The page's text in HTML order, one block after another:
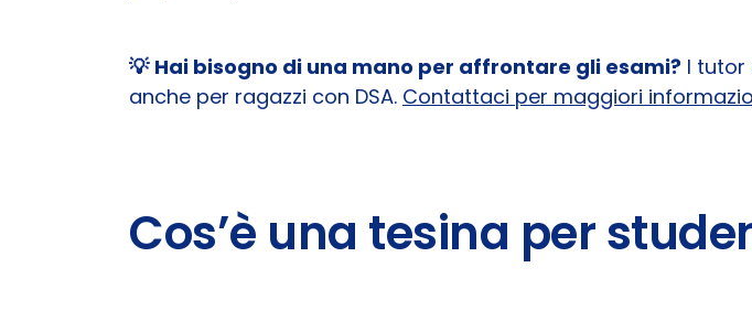
💡 Hai bisogno di una mano per affrontare gli esami? I tutor
anche per ragazzi con DSA. Contattaci per maggiori
Cos’è una tesina per